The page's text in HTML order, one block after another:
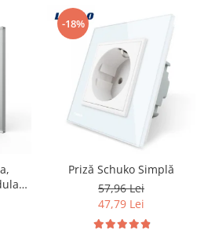
-18%
Priză Schuko Simplă
57,96 Lei
47,79 Lei